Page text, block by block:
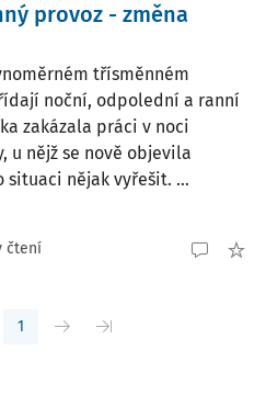
provoz - změna
třísměnném
noční, odpolední a ranní
zakázala práci v noci
u nějž se nově objevila
situaci nějak vyřešit. ...
čtení
1